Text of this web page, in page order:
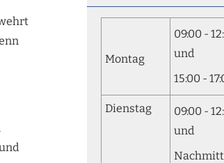
Montag
09:00 -
und
15:00 -
Dienstag
09:00 -
und